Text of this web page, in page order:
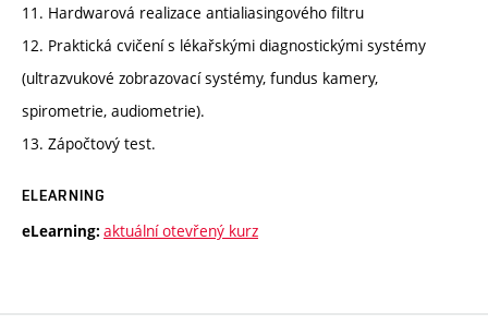
11. Hardwarová realizace antialiasingového filtru
12. Praktická cvičení s lékařskými diagnostickými systémy
(ultrazvukové zobrazovací systémy, fundus kamery,
spirometrie, audiometrie).
13. Zápočtový test.
ELEARNING
eLearning: aktuální otevřený kurz